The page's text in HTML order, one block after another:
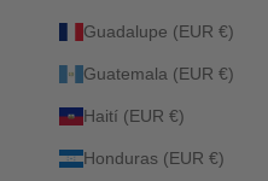
Guadalupe (EUR €)
Guatemala (EUR €)
Haití (EUR €)
Honduras (EUR €)